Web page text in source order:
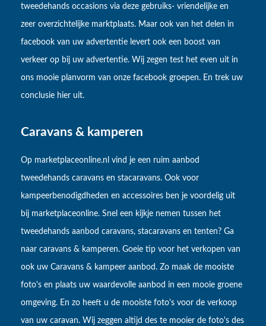
tweedehands occasions via deze gebruiks- vriendelijke en
zeer overzichtelijke marktplaats. Maar ook van het delen in
facebook van uw advertentie levert ook een boost van
verkeer op bij uw advertentie. Wij zegen test het even uit in
ons mooie planvorm van onze facebook groepen. En trek uw
conclusie hier uit.
Caravans & kamperen
Op marketplaceonline.nl vind je een ruim aanbod
tweedehands caravans en stacaravans. Ook voor
kampeerbenodigdheden en accessoires ben je voordelig uit
bij marketplaceonline. Snel een kijkje nemen tussen het
tweedehands aanbod caravans, stacaravans en tenten? Ga
naar caravans & kamperen. Goeie tip voor het verkopen van
ook uw Caravans & kampeer aanbod. Zo maak de mooiste
foto's en plaats uw waardevolle aanbod in een mooie groene
omgeving. En zo heeft u de mooiste foto's voor de verkoop
van uw caravan. Wij zeggen altijd des te mooier de foto's des